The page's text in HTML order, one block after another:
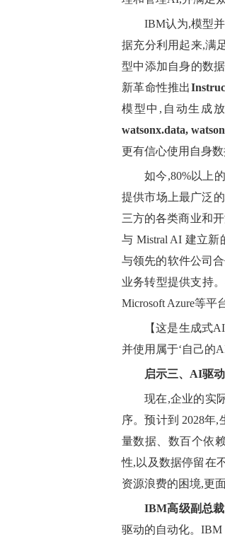
IBM认为,模型
据充分利用起来,满
型中添加自身的数
新革命性推出
模型中,自动生成
watsonx.data,
更有信心使用自身
如今,80%以上
提供市场上最广泛
三方的各类商业和
与 Mistral AI 建立
与领先的软件公司
业务转型提供支持
Microsoft Azure等平
【这是生成式
并使用属于‘自己的
启示三、 AI驱
现在,企业的实
序。预计到 2028年
量数据、数百个依
性,以及数据停留在
资源浪费的困境,更
IBM高级副总
驱动的自动化。